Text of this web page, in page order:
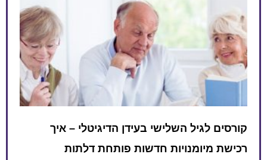
קורסים לגיל השלישי בעידן הדיגיטלי – איך
רכישת מיומנויות חדשות פותחת דלתות